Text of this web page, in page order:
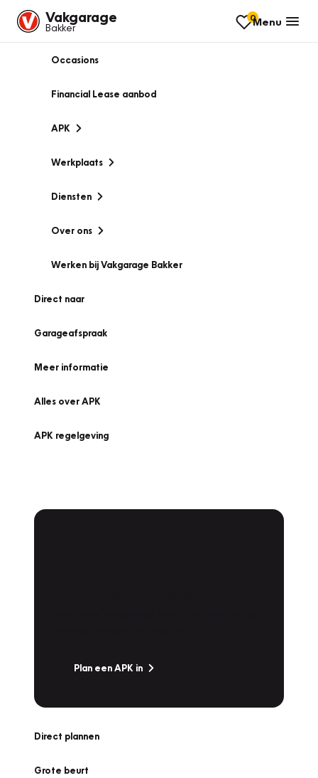
Vakgarage
Bakker
0Menu
Occasions
Financial Lease aanbod
APK
Werkplaats
Diensten
Over ons
Werken bij Vakgarage Bakker
Direct naar
Garageafspraak
Meer informatie
Alles over APK
APK regelgeving
Plan een APK in
Direct plannen
Grote beurt